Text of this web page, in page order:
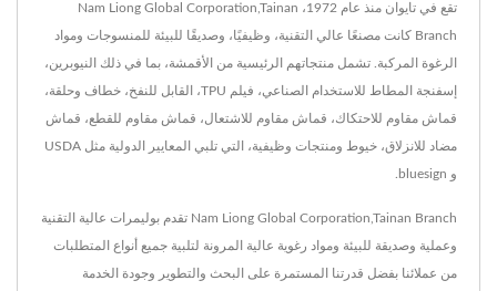
تقع في تايوان منذ عام 1972، Nam Liong Global Corporation,Tainan
Branch كانت مصنعًا عالي التقنية، وظيفيًا، وصديقًا للبيئة للمنسوجات ومواد
الرغوة المركبة. تشمل منتجاتهم الرئيسية من الأقمشة، بما في ذلك النيوبرين،
إسفنجة المطاط للاستخدام الصناعي، فيلم TPU، القابل للنفخ، خطاف وحلقة،
قماش مقاوم للاحتكاك، قماش مقاوم للاشتعال، قماش مقاوم للقطع، قماش
مضاد للانزلاق، خيوط ومنتجات وظيفية، التي تلبي المعايير الدولية مثل USDA
و bluesign.
Nam Liong Global Corporation,Tainan Branch تقدم بوليمرات عالية التقنية
وعملية وصديقة للبيئة ومواد رغوية عالية المرونة لتلبية جميع أنواع المتطلبات
من عملائنا بفضل قدرتنا المستمرة على البحث والتطوير وجودة الخدمة